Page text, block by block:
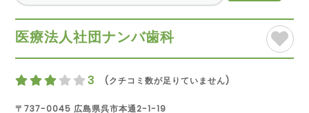
医療法人社団ナンバ歯科
3 (クチコミ数が足りていません)
〒737-0045 広島県呉市本通2-1-19